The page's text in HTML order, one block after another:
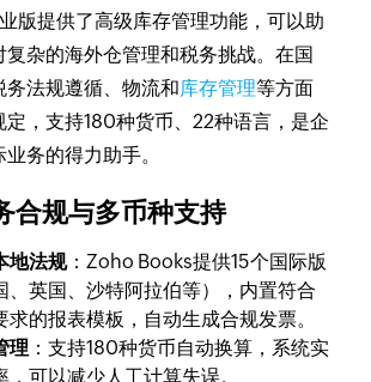
版提供了高级库存管理功能，可以助
复杂的海外仓管理和税务挑战。在国
务法规遵循、物流和库存管理等方面
定，支持180种货币、22种语言，是企
务的得力助手。
合规与多币种支持
地法规：Zoho Books提供15个国际版
、英国、沙特阿拉伯等），内置符合
求的报表模板，自动生成合规发票。
理 ：支持180种货币自动换算，系统实
，可以减少人工计算失误。